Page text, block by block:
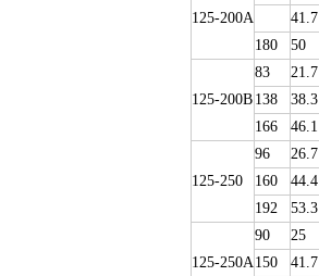
125-200A
41.7
180
50
125-200B
83
21.7
138
38.3
166
46.1
125-250
96
26.7
160
44.4
192
53.3
125-250A
90
25
150
41.7